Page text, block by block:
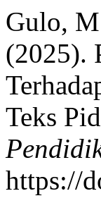
Gulo,
(2025).
Teks
https://